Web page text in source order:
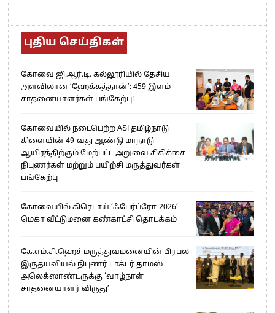
புதிய செய்திகள்
கோவை ஜி.ஆர்.டி. கல்லூரியில் தேசிய
அளவிலான ‘ஹேக்கத்தான்’: 459 இளம்
சாதனையாளர்கள் பங்கேற்பு!
கோவையில் நடைபெற்ற ASI தமிழ்நாடு
கிளையின் 49-வது ஆண்டு மாநாடு –
ஆயிரத்திற்கும் மேற்பட்ட அறுவை சிகிச்சை
நிபுணர்கள் மற்றும் பயிற்சி மருத்துவர்கள்
பங்கேற்பு
கோவையில் கிரெடாய் ‘ஃபேர்ப்ரோ-2026’
மெகா வீட்டுமனை கண்காட்சி தொடக்கம்
கே.எம்.சி.ஹெச் மருத்துவமனையின் பிரபல
இருதயவியல் நிபுணர் டாக்டர் தாமஸ்
அலெக்ஸாண்டருக்கு ‘வாழ்நாள்
சாதனையாளர் விருது’